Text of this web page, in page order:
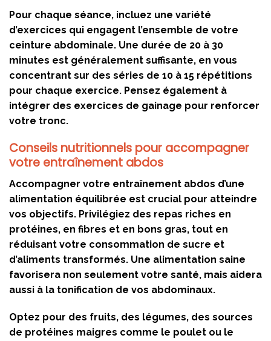
Pour chaque séance, incluez une variété
d’exercices qui engagent l’ensemble de votre
ceinture abdominale. Une durée de 20 à 30
minutes est généralement suffisante, en vous
concentrant sur des séries de 10 à 15 répétitions
pour chaque exercice. Pensez également à
intégrer des exercices de gainage pour renforcer
votre tronc.
Conseils nutritionnels pour accompagner
votre entraînement abdos
Accompagner votre entraînement abdos d’une
alimentation équilibrée est crucial pour atteindre
vos objectifs. Privilégiez des repas riches en
protéines, en fibres et en bons gras, tout en
réduisant votre consommation de sucre et
d’aliments transformés. Une alimentation saine
favorisera non seulement votre santé, mais aidera
aussi à la tonification de vos abdominaux.
Optez pour des fruits, des légumes, des sources
de protéines maigres comme le poulet ou le